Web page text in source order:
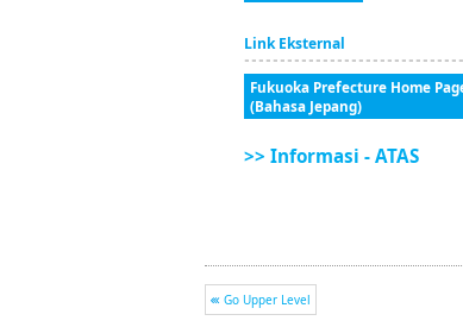
Link Eksternal
Fukuoka Prefecture Home
(Bahasa Jepang)
>> Informasi - ATAS
Go Upper Level